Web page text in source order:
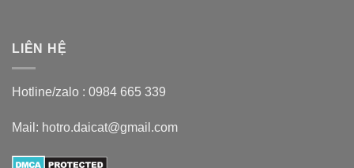
LIÊN HỆ
Hotline/zalo : 0984 665 339
Mail: hotro.daicat@gmail.com